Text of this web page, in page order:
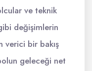
ve teknik
değişimlerin
verici bir bakış
geleceği net